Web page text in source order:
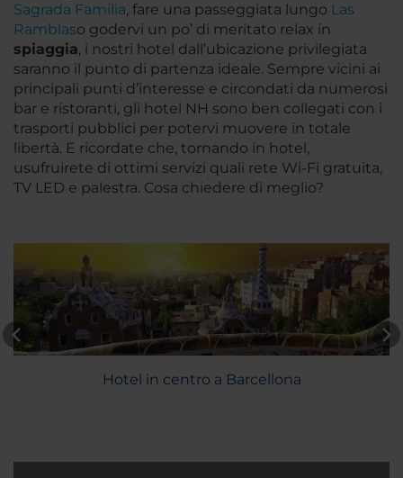
Sagrada Familia, fare una passeggiata lungo Las
Ramblaso godervi un po’ di meritato relax in
spiaggia, i nostri hotel dall’ubicazione privilegiata
saranno il punto di partenza ideale. Sempre vicini ai
principali punti d’interesse e circondati da numerosi
bar e ristoranti, gli hotel NH sono ben collegati con i
trasporti pubblici per potervi muovere in totale
libertà. E ricordate che, tornando in hotel,
usufruirete di ottimi servizi quali rete Wi-Fi gratuita,
TV LED e palestra. Cosa chiedere di meglio?
Hotel in centro a Barcellona